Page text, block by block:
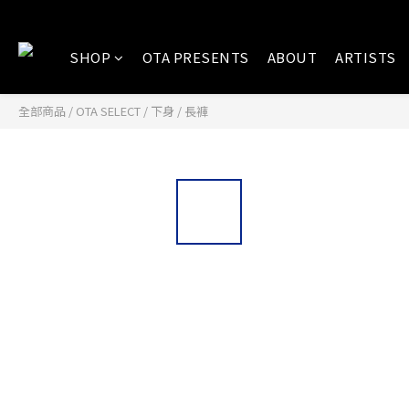
SHOP OTA PRESENTS ABOUT ARTISTS
全部商品 / OTA SELECT / 下身 / 長褲